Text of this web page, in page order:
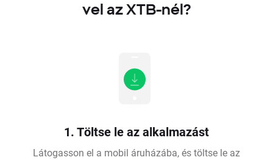
vel az XTB-nél?
1. Töltse le az alkalmazást
Látogasson el a mobil áruházába, és töltse le az